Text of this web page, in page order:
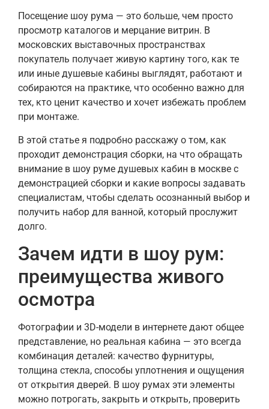
Посещение шоу рума — это больше, чем просто
просмотр каталогов и мерцание витрин. В
московских выставочных пространствах
покупатель получает живую картину того, как те
или иные душевые кабины выглядят, работают и
собираются на практике, что особенно важно для
тех, кто ценит качество и хочет избежать проблем
при монтаже.
В этой статье я подробно расскажу о том, как
проходит демонстрация сборки, на что обращать
внимание в шоу руме душевых кабин в москве с
демонстрацией сборки и какие вопросы задавать
специалистам, чтобы сделать осознанный выбор и
получить набор для ванной, который прослужит
долго.
Зачем идти в шоу рум:
преимущества живого
осмотра
Фотографии и 3D-модели в интернете дают общее
представление, но реальная кабина — это всегда
комбинация деталей: качество фурнитуры,
толщина стекла, способы уплотнения и ощущения
от открытия дверей. В шоу румах эти элементы
можно потрогать, закрыть и открыть, проверить